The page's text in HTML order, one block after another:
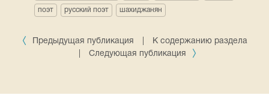
поэт русский поэт шахиджанян
Предыдущая публикация
К содержанию раздела
Следующая публикация